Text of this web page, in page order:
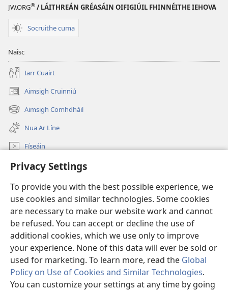
Privacy Settings
To provide you with the best possible experience, we
use cookies and similar technologies. Some cookies
are necessary to make our website work and cannot
be refused. You can accept or decline the use of
additional cookies, which we use only to improve
your experience. None of this data will ever be sold or
used for marketing. To learn more, read the Global
Policy on Use of Cookies and Similar Technologies.
You can customize your settings at any time by going
JW.ORG® / LÁITHREÁN GRÉASÁIN OIFIGIÚIL FHINNÉITHE IEHOVA
Socruithe cuma
Naisc
Iarr Cuairt
Aimsigh Cruinniú
(opens
new
window)
Aimsigh Comhdháil
(opens
new
window)
Nua Ar Líne
Físeáin
Cuardaigh
Síntiúis
(opens
new
window)Watchtower—Leabharlann ar Líne
(opens
new
JW Hub ®
(opens
new
window)